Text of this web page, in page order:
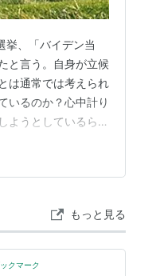
「スーパーE 」。
び」をそう形容し、
立等によって、中学
挙、「バイデン当
と言う。自身が立候
は通常では考えられ
いるのか？心中計り
ようとしているらし
もっと見る
クマーク